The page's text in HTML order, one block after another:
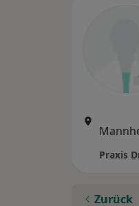
Zurück